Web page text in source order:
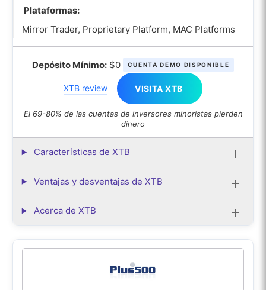
Plataformas:
Mirror Trader, Proprietary Platform, MAC Platforms
Depósito Mínimo:$0 CUENTA DEMO DISPONIBLE
XTB review VISITA XTB
El 69-80% de las cuentas de inversores minoristas pierden
dinero
Características de XTB
Ventajas y desventajas de XTB
Acerca de XTB